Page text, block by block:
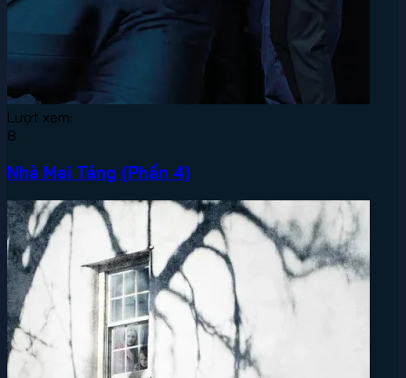
Lượt xem:
8
Nhà Mai Táng (Phần 4)